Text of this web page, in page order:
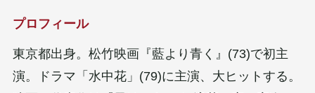
プロフィール
東京都出身。松竹映画『藍より青く』(73)で初主
演。ドラマ「水中花」(79)に主演、大ヒットする。